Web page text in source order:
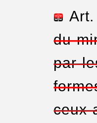
du
par
ceux